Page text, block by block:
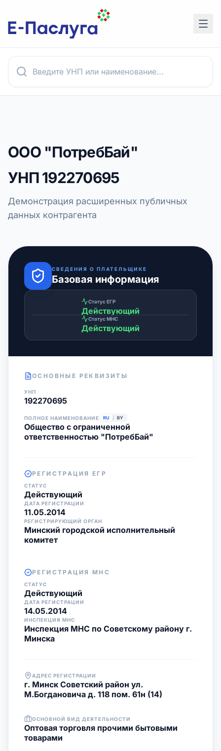
ООО "ПотребБай"
УНП192270695
Демонстрация расширенных публичных
данных контрагента
СВЕДЕНИЯ О ПЛАТЕЛЬЩИКЕ
Базовая информация
Статус ЕГР
Действующий
Статус МНС
Действующий
ОСНОВНЫЕ РЕКВИЗИТЫ
УНП
192270695
ПОЛНОЕ НАИМЕНОВАНИЕ RU / BY
Общество с ограниченной
ответственностью "ПотребБай"
РЕГИСТРАЦИЯ ЕГР
СТАТУС
Действующий
ДАТА РЕГИСТРАЦИИ
11.05.2014
РЕГИСТРИРУЮЩИЙ ОРГАН
Минский городской исполнительный
комитет
РЕГИСТРАЦИЯ МНС
СТАТУС
Действующий
ДАТА РЕГИСТРАЦИИ
14.05.2014
ИНСПЕКЦИЯ МНС
Инспекция МНС по Советскому району г.
Минска
АДРЕС РЕГИСТРАЦИИ
г. Минск Советский район ул.
М.Богдановича д. 118 пом. 61н (14)
ОСНОВНОЙ ВИД ДЕЯТЕЛЬНОСТИ
Оптовая торговля прочими бытовыми
товарами